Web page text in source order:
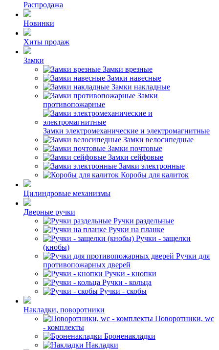
Распродажа
Новинки
Хиты продаж
Замки
Замки врезные
Замки навесные
Замки накладные
Замки
противопожарные
Замки электромеханические и электромагнитные
Замки велосипедные
Замки почтовые
Замки сейфовые
Замки электронные
Коробы для калиток
Цилиндровые механизмы
Дверные ручки
Ручки раздельные
Ручки на планке
Ручки - защелки
(кнобы)
Ручки для
противопожарных дверей
Ручки - кнопки
Ручки - кольца
Ручки - скобы
Накладки, поворотники
Поворотники, wc
- комплекты
Броненакладки
Накладки